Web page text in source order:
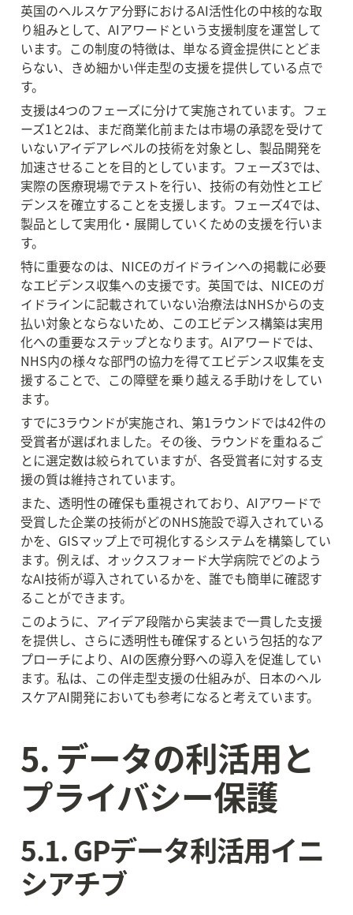
英国のヘルスケア分野におけるAI活性化の中核的な取
り組みとして、AIアワードという支援制度を運営して
います。この制度の特徴は、単なる資金提供にとどま
らない、きめ細かい伴走型の支援を提供している点で
す。
支援は4つのフェーズに分けて実施されています。フェ
ーズ1と2は、まだ商業化前または市場の承認を受けて
いないアイデアレベルの技術を対象とし、製品開発を
加速させることを目的としています。フェーズ3では、
実際の医療現場でテストを行い、技術の有効性とエビ
デンスを確立することを支援します。フェーズ4では、
製品として実用化・展開していくための支援を行いま
す。
特に重要なのは、NICEのガイドラインへの掲載に必要
なエビデンス収集への支援です。英国では、NICEのガ
イドラインに記載されていない治療法はNHSからの支
払い対象とならないため、このエビデンス構築は実用
化への重要なステップとなります。AIアワードでは、
NHS内の様々な部門の協力を得てエビデンス収集を支
援することで、この障壁を乗り越える手助けをしてい
ます。
すでに3ラウンドが実施され、第1ラウンドでは42件の
受賞者が選ばれました。その後、ラウンドを重ねるご
とに選定数は絞られていますが、各受賞者に対する支
援の質は維持されています。
また、透明性の確保も重視されており、AIアワードで
受賞した企業の技術がどのNHS施設で導入されている
かを、GISマップ上で可視化するシステムを構築してい
ます。例えば、オックスフォード大学病院でどのよう
なAI技術が導入されているかを、誰でも簡単に確認す
ることができます。
このように、アイデア段階から実装まで一貫した支援
を提供し、さらに透明性も確保するという包括的なア
プローチにより、AIの医療分野への導入を促進してい
ます。私は、この伴走型支援の仕組みが、日本のヘル
スケアAI開発においても参考になると考えています。
5. データの利活用と
プライバシー保護
5.1. GPデータ利活用イニ
シアチブ